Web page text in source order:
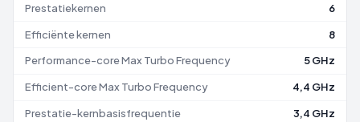
Prestatiekernen 6
Efficiënte kernen 8
Performance-core Max Turbo Frequency 5 GHz
Efficient-core Max Turbo Frequency 4,4 GHz
Prestatie-kernbasisfrequentie 3,4 GHz